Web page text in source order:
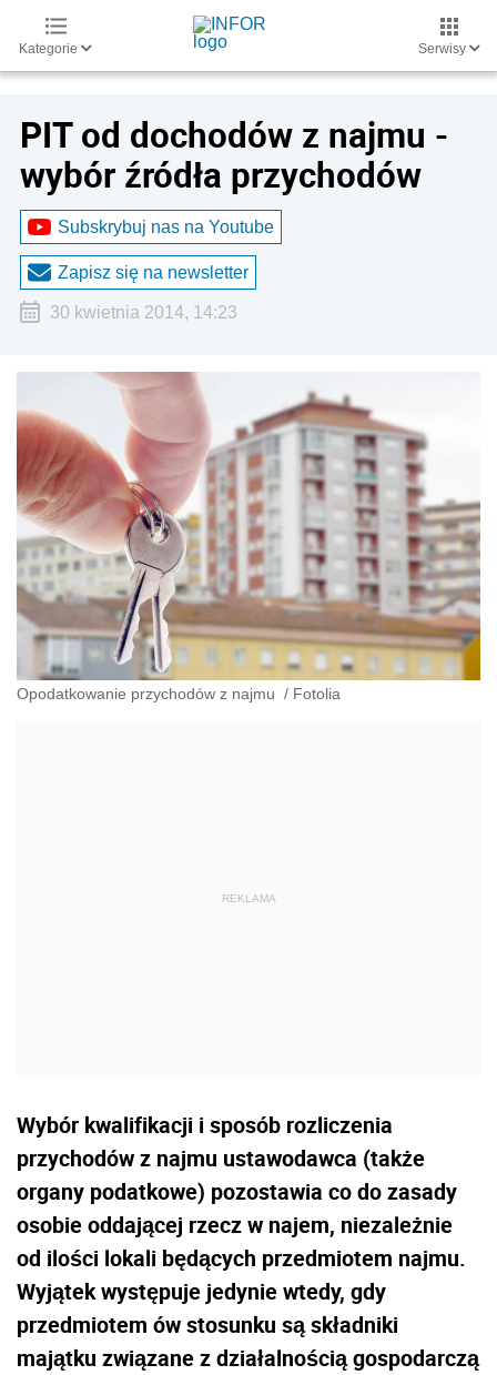
Kategorie Serwisy
PIT od dochodów z najmu -
wybór źródła przychodów
Subskrybuj nas na Youtube
Zapisz się na newsletter
30 kwietnia 2014, 14:23
Opodatkowanie przychodów z najmu / Fotolia
Wybór kwalifikacji i sposób rozliczenia
przychodów z najmu ustawodawca (także
organy podatkowe) pozostawia co do zasady
osobie oddającej rzecz w najem, niezależnie
od ilości lokali będących przedmiotem najmu.
Wyjątek występuje jedynie wtedy, gdy
przedmiotem ów stosunku są składniki
majątku związane z działalnością gospodarczą